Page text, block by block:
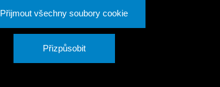
Přijmout všechny soubory cookie
Přizpůsobit